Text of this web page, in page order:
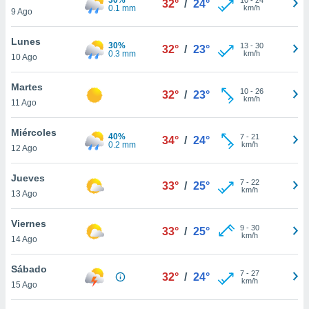
más
nuestra
y
de
disponible
cookies
aceptar
9 Ago
0.1 mm
32° / 24°
km/h
Lunes
10 Ago
30%
0.3 mm
32° / 23° 13- 30
km/h
Martes
11 Ago
32° / 23° 10- 26
km/h
Miércoles
12 Ago
40%
0.2 mm
34° / 24° 7- 21
km/h
Jueves
13 Ago
33° / 25° 7- 22
km/h
Viernes
14 Ago
33° / 25° 9- 30
km/h
Sábado
15 Ago
32° / 24° 7- 27
km/h